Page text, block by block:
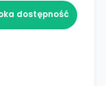
dostępność